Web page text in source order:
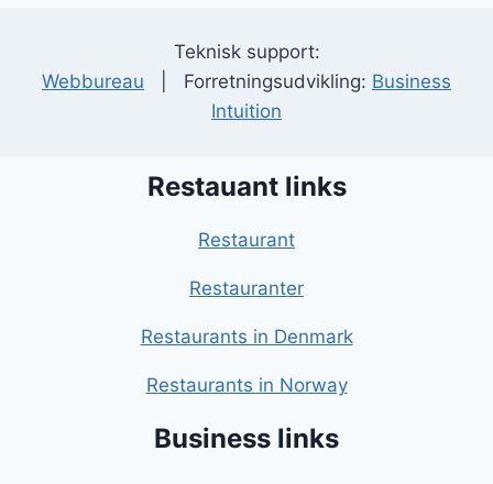
Teknisk support:
Webbureau | Forretningsudvikling: Business
Intuition
Restauant links
Restaurant
Restauranter
Restaurants in Denmark
Restaurants in Norway
Business links